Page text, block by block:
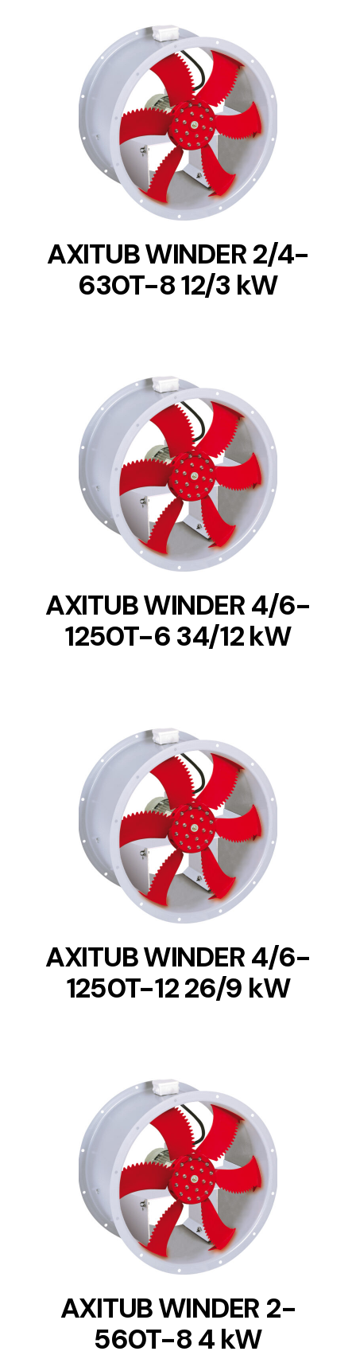
DETAILS
AXITUB WINDER 2/4-
630T-8 12/3 kW
DETAILS
AXITUB WINDER 4/6-
1250T-6 34/12 kW
DETAILS
AXITUB WINDER 4/6-
1250T-12 26/9 kW
DETAILS
AXITUB WINDER 2-
560T-8 4 kW